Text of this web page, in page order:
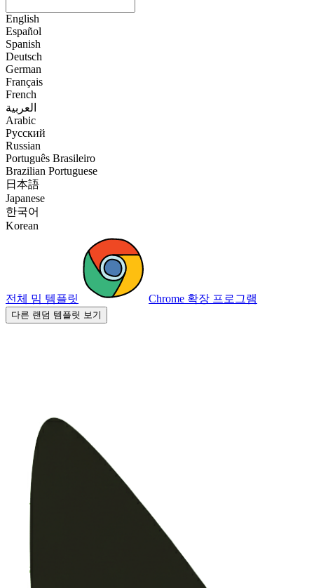
English
Español
Spanish
Deutsch
German
Français
French
العربية
Arabic
Русский
Russian
Português Brasileiro
Brazilian Portuguese
日本語
Japanese
한국어
Korean
전체 밈 템플릿 Chrome 확장 프로그램
다른 랜덤 템플릿 보기